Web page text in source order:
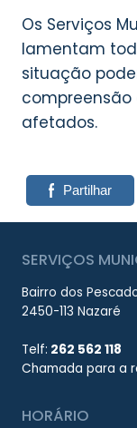
Os Serviços
lamentam
situação
afetados.
Partilhar
SERVIÇOS
Bairro dos
2450-113 Nazaré
Telf: 262 562 118
Chamada para a
HORÁRIO